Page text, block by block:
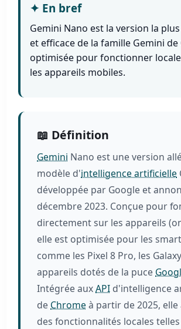
✦ En bref
Gemini Nano est la version la
et efficace de la famille Gemini de
optimisée pour fonctionner
les appareils mobiles.
📖 Définition
Gemini Nano est une version
modèle d'intelligence artificielle
développée par Google et
décembre 2023. Conçue pour
directement sur les appareils
elle est optimisée pour les
comme les Pixel 8 Pro, les
appareils dotés de la puce
Intégrée auxAPI d'intelligence
deChrome à partir de 2025,
des fonctionnalités locales